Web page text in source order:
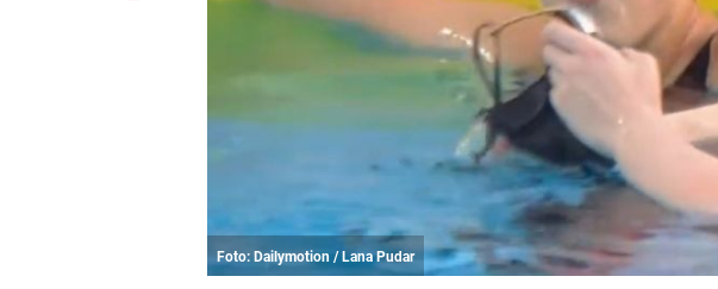
Foto: Dailymotion / Lana Pudar